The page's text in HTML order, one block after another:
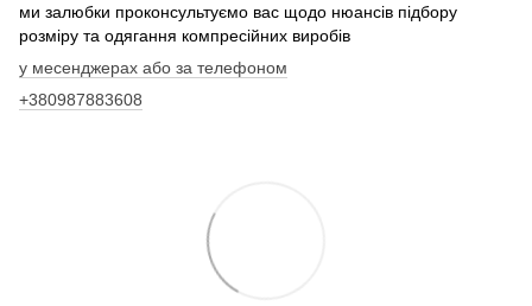
ми залюбки проконсультуємо вас щодо нюансів підбору
розміру та одягання компресійних виробів
у месенджерах або за телефоном
+380987883608